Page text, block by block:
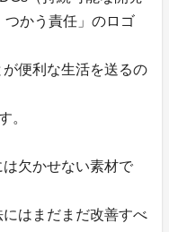
つかう責任」のロゴ
が便利な生活を送るの
。
欠かせない素材で
はまだまだ改善すべ